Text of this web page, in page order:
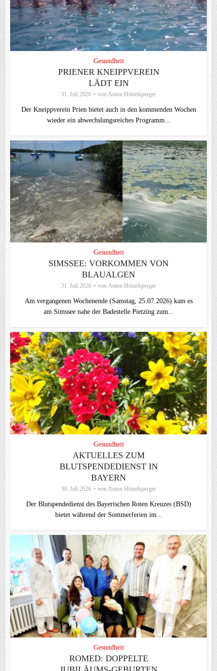
Gesundheit
PRIENER KNEIPPVEREIN
LÄDT EIN
31. Juli 2026 von Anton Hötzelsperger
Der Kneippverein Prien bietet auch in den kommenden Wochen
wieder ein abwechslungsreiches Programm...
Gesundheit
SIMSSEE: VORKOMMEN VON
BLAUALGEN
31. Juli 2026 von Anton Hötzelsperger
Am vergangenen Wochenende (Samstag, 25.07.2026) kam es
am Simssee nahe der Badestelle Pietzing zum...
Gesundheit
AKTUELLES ZUM
BLUTSPENDEDIENST IN
BAYERN
30. Juli 2026 von Anton Hötzelsperger
Der Blutspendedienst des Bayerischen Roten Kreuzes (BSD)
bietet während der Sommerferien im...
Gesundheit
ROMED: DOPPELTE